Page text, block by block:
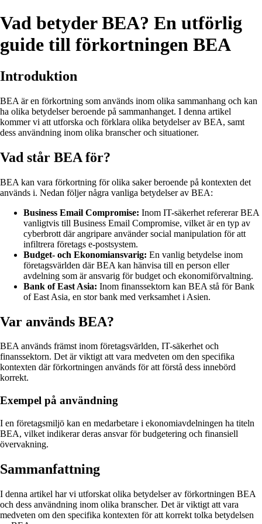
Vad betyder BEA? En utförlig
guide till förkortningen BEA
Introduktion
BEA är en förkortning som används inom olika sammanhang och kan
ha olika betydelser beroende på sammanhanget. I denna artikel
kommer vi att utforska och förklara olika betydelser av BEA, samt
dess användning inom olika branscher och situationer.
Vad står BEA för?
BEA kan vara förkortning för olika saker beroende på kontexten det
används i. Nedan följer några vanliga betydelser av BEA:
Business Email Compromise: Inom IT-säkerhet refererar BEA
vanligtvis till Business Email Compromise, vilket är en typ av
cyberbrott där angripare använder social manipulation för att
infiltrera företags e-postsystem.
Budget- och Ekonomiansvarig: En vanlig betydelse inom
företagsvärlden där BEA kan hänvisa till en person eller
avdelning som är ansvarig för budget och ekonomiförvaltning.
Bank of East Asia: Inom finanssektorn kan BEA stå för Bank
of East Asia, en stor bank med verksamhet i Asien.
Var används BEA?
BEA används främst inom företagsvärlden, IT-säkerhet och
finanssektorn. Det är viktigt att vara medveten om den specifika
kontexten där förkortningen används för att förstå dess innebörd
korrekt.
Exempel på användning
I en företagsmiljö kan en medarbetare i ekonomiavdelningen ha titeln
BEA, vilket indikerar deras ansvar för budgetering och finansiell
övervakning.
Sammanfattning
I denna artikel har vi utforskat olika betydelser av förkortningen BEA
och dess användning inom olika branscher. Det är viktigt att vara
medveten om den specifika kontexten för att korrekt tolka betydelsen